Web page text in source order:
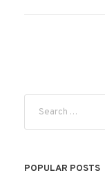
POPULAR POSTS